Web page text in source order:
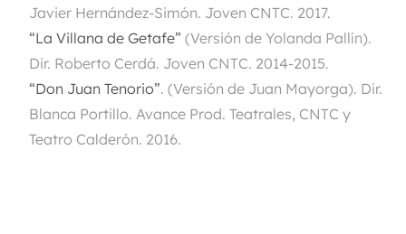
Javier Hernández-Simón. Joven CNTC. 2017.
“La Villana de Getafe” (Versión de Yolanda Pallín).
Dir. Roberto Cerdá. Joven CNTC. 2014-2015.
“Don Juan Tenorio”. (Versión de Juan Mayorga). Dir.
Blanca Portillo. Avance Prod. Teatrales, CNTC y
Teatro Calderón. 2016.